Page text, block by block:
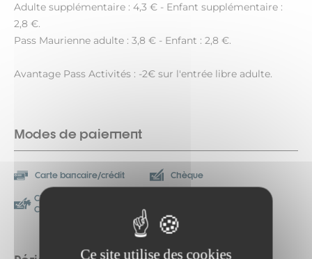
Ce site utilise des cookies
Adulte supplémentaire : 4,3 € - Enfant supplémentaire :
2,8 €.
Pass Maurienne adulte : 3,8 € - Enfant : 2,8 €.
Avantage Pass Activités : -2€ sur l'entrée libre adulte.
Modes de paiement
Carte bancaire/crédit Chèque
Chèque-Vacances
Classic